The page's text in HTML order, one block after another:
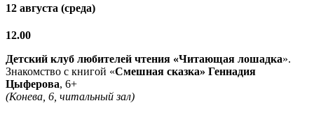
12 августа (среда)
12.00
Детский клуб любителей чтения «Читающая лошадка».
Знакомство с книгой «Смешная сказка» Геннадия
Цыферова, 6+
(Конева, 6, читальный зал)